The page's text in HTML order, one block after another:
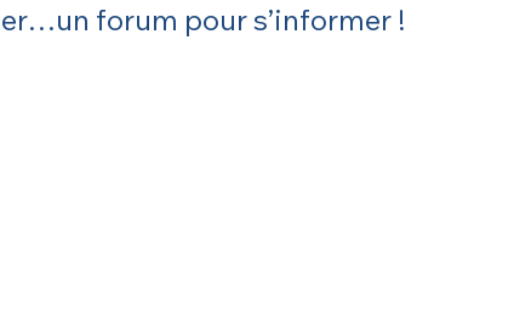
forum pour s’informer !